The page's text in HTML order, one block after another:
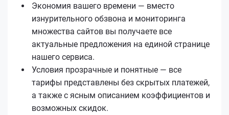
Экономия вашего времени — вместо
изнурительного обзвона и мониторинга
множества сайтов вы получаете все
актуальные предложения на единой странице
нашего сервиса.
Условия прозрачные и понятные — все
тарифы представлены без скрытых платежей,
а также с ясным описанием коэффициентов и
возможных скидок.